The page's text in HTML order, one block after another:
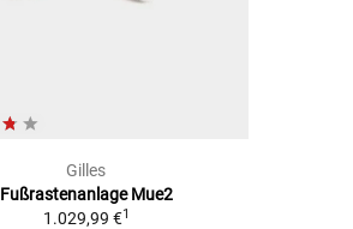
Gilles
Fußrastenanlage Mue2
1.029,99 €1